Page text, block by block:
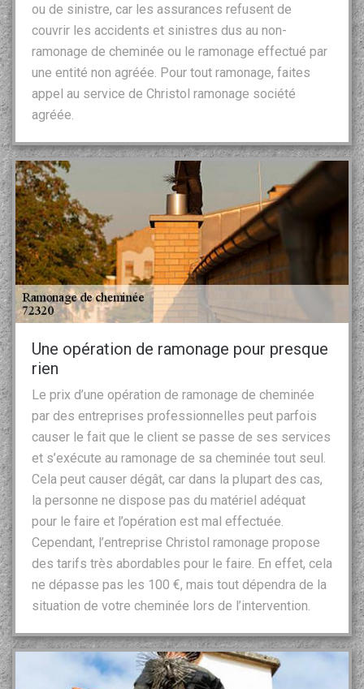
ou de sinistre, car les assurances refusent de
couvrir les accidents et sinistres dus au non-
ramonage de cheminée ou le ramonage effectué par
une entité non agréée. Pour tout ramonage, faites
appel au service de Christol ramonage société
agréée.
Une opération de ramonage pour presque
rien
Le prix d’une opération de ramonage de cheminée
par des entreprises professionnelles peut parfois
causer le fait que le client se passe de ses services
et s’exécute au ramonage de sa cheminée tout seul.
Cela peut causer dégât, car dans la plupart des cas,
la personne ne dispose pas du matériel adéquat
pour le faire et l’opération est mal effectuée.
Cependant, l’entreprise Christol ramonage propose
des tarifs très abordables pour le faire. En effet, cela
ne dépasse pas les 100 €, mais tout dépendra de la
situation de votre cheminée lors de l’intervention.